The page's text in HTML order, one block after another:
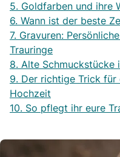
5. Goldfarben und ihre
6. Wann ist der beste
7. Gravuren:
Trauringe
8. Alte Schmuckstücke
9. Der richtige Trick für
Hochzeit
10. So pflegt ihr eure